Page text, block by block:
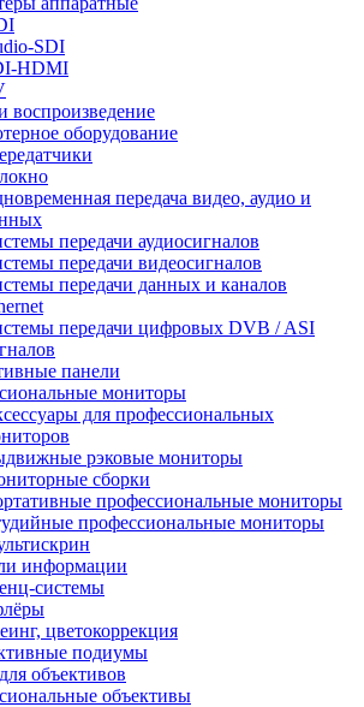
SDI
HDMI
воспроизведение
оборудование
передача видео, аудио и
передачи аудиосигналов
передачи видеосигналов
передачи данных и каналов
передачи цифровых DVB / ASI
панели
мониторы
для профессиональных
рэковые мониторы
сборки
профессиональные мониторы
профессиональные мониторы
информации
системы
цветокоррекция
подиумы
объективов
объективы